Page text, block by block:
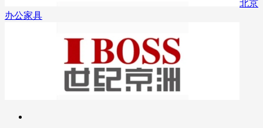
北京
办公家具